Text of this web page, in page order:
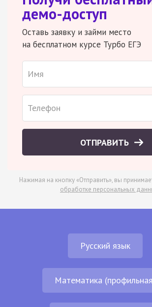
демо-доступ
Оставь заявку и займи место
на бесплатном курсе Турбо ЕГЭ
ОТПРАВИТЬ
Нажимая на кнопку «Отправить», вы
обработке персональных
Русский язык
Математика